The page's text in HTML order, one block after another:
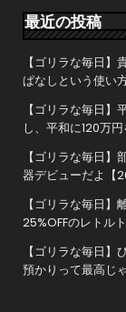
ョ最近の投稿
【ゴリラな毎日
ぱなしという使い
【ゴリラな毎日
し、平和に120万
【ゴリラな毎日
器デビューだよ【
【ゴリラな毎日
25%OFFのレトル
【ゴリラな毎日
預かりって最高じ